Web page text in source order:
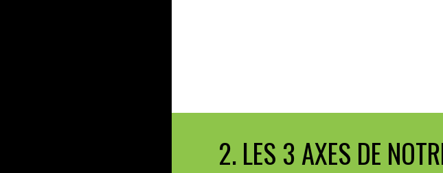
2. LES 3 AXES DE